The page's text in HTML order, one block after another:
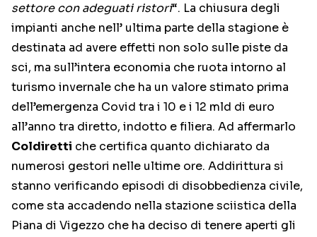
settore con adeguati ristori“. La chiusura degli
impianti anche nell’ ultima parte della stagione è
destinata ad avere effetti non solo sulle piste da
sci, ma sull’intera economia che ruota intorno al
turismo invernale che ha un valore stimato prima
dell’emergenza Covid tra i 10 e i 12 mld di euro
all’anno tra diretto, indotto e filiera. Ad affermarlo
Coldiretti che certifica quanto dichiarato da
numerosi gestori nelle ultime ore. Addirittura si
stanno verificando episodi di disobbedienza civile,
come sta accadendo nella stazione sciistica della
Piana di Vigezzo che ha deciso di tenere aperti gli